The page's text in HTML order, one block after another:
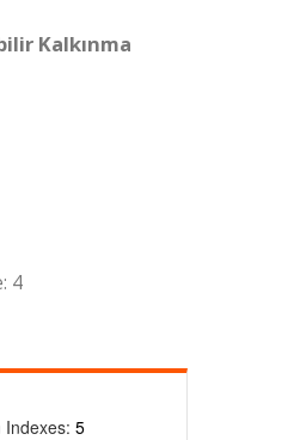
Kalkınma
4
Indexes: 5